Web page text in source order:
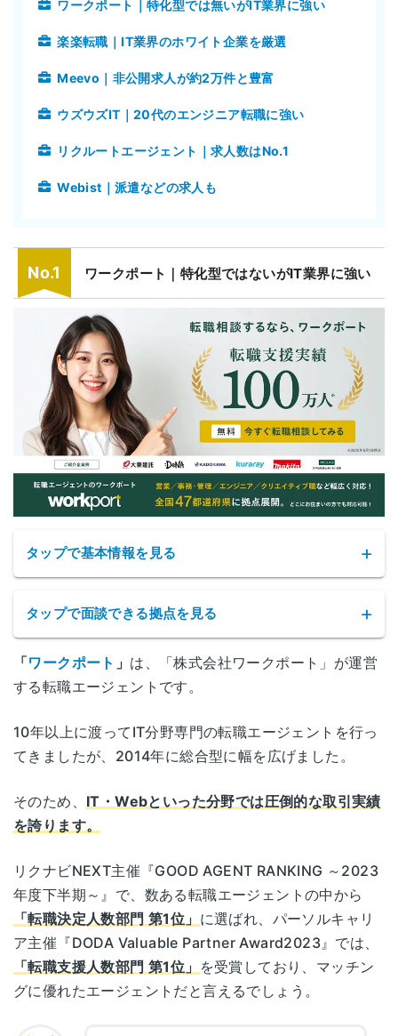
ワークポート｜特化型では無いがIT業界に強い
楽楽転職｜IT業界のホワイト企業を厳選
Meevo｜非公開求人が約2万件と豊富
ウズウズIT｜20代のエンジニア転職に強い
リクルートエージェント｜求人数はNo.1
Webist｜派遣などの求人も
ワークポート｜特化型ではないがIT業界に強い
タップで基本情報を見る
公式サイト https://www.workport.co.jp/
運営会社 株式会社ワークポート
職業紹介事業許可番号 13-ユ-040590
対象年代 年齢制限なし
対象者 全業種・職種
タップで面談できる拠点を見る
ワークポートの拠点
札幌
北海道札幌市北区北6条西1-4-2
ファーストプラザビル 2F
青森
青森県青森市長島2-10-5
盛岡
岩手県盛岡市盛岡駅西通2-9-1
マリオス11F
仙台
秋田県秋田市中通2-4-15
「ワークポート 」 は、「株式会社ワークポート」が運営
する転職エージェントです。
10年以上に渡ってIT分野専門の転職エージェントを行っ
てきましたが、2014年に総合型に幅を広げました。
そのため、 IT・Webといった分野では圧倒的な取引実績
を誇ります。
リクナビNEXT主催『GOOD AGENT RANKING ～2023
年度下半期～』で、数ある転職エージェントの中から
「転職決定人数部門 第1位」 に選ばれ、パーソルキャリ
ア主催『DODA Valuable Partner Award2023』では、
「転職支援人数部門 第1位」 を受賞しており、マッチン
グに優れたエージェントだと言えるでしょう。